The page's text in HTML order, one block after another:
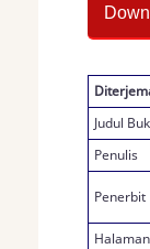
Judul
Penulis
Penerbit
Halaman